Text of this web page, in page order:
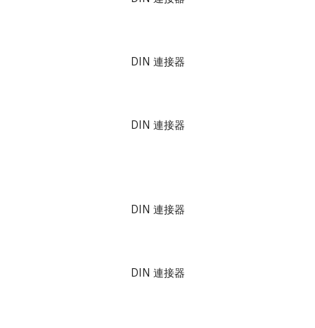
DIN 連接器
DIN 連接器
DIN 連接器
DIN 連接器